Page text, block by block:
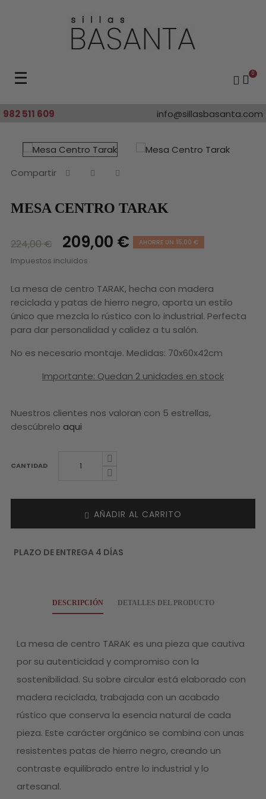
Navegación
palanca
☰ 0
982 511 609 info@sillasbasanta.com
Compartir
MESA CENTRO TARAK
224,00 € 209,00 € AHORRE UN 15,00 €
Impuestos incluidos
La mesa de centro TARAK, hecha con madera
reciclada y patas de hierro negro, aporta un estilo
único que mezcla lo rústico con lo industrial. Perfecta
para dar personalidad y calidez a tu salón.
No es necesario montaje. Medidas: 70x60x42cm
Importante: Quedan 2 unidades en stock
Nuestros clientes nos valoran con 5 estrellas,
descúbrelo aqui
CANTIDAD
AÑADIR AL CARRITO
PLAZO DE ENTREGA 4 DÍAS
DESCRIPCIÓN DETALLES DEL PRODUCTO
La mesa de centro TARAK es una pieza que cautiva
por su autenticidad y compromiso con la
sostenibilidad. Su sobre circular está elaborado con
madera reciclada, trabajada con un acabado
rústico que conserva la esencia natural de cada
pieza. Este carácter orgánico se combina con unas
resistentes patas de hierro negro, creando un
contraste equilibrado entre lo industrial y lo
artesanal.